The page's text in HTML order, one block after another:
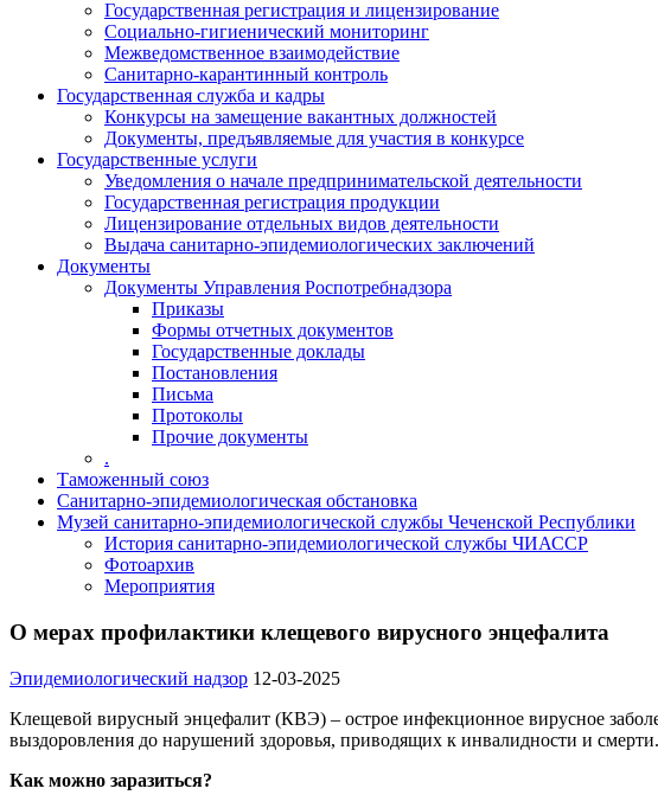
Государственная регистрация и лицензирование
Социально-гигиенический мониторинг
Межведомственное взаимодействие
Санитарно-карантинный контроль
Государственная служба и кадры
Конкурсы на замещение вакантных должностей
Документы, предъявляемые для участия в конкурсе
Государственные услуги
Уведомления о начале предпринимательской деятельности
Государственная регистрация продукции
Лицензирование отдельных видов деятельности
Выдача санитарно-эпидемиологических заключений
Документы
Документы Управления Роспотребнадзора
Приказы
Формы отчетных документов
Государственные доклады
Постановления
Письма
Протоколы
Прочие документы
.
Таможенный союз
Санитарно-эпидемиологическая обстановка
Музей санитарно-эпидемиологической службы Чеченской Республики
История санитарно-эпидемиологической службы ЧИАССР
Фотоархив
Мероприятия
О мерах профилактики клещевого вирусного энцефалита
Эпидемиологический надзор 12-03-2025
Клещевой вирусный энцефалит (КВЭ) – острое инфекционное вирусное
выздоровления до нарушений здоровья, приводящих к инвалидности и смерти.
Как можно заразиться?